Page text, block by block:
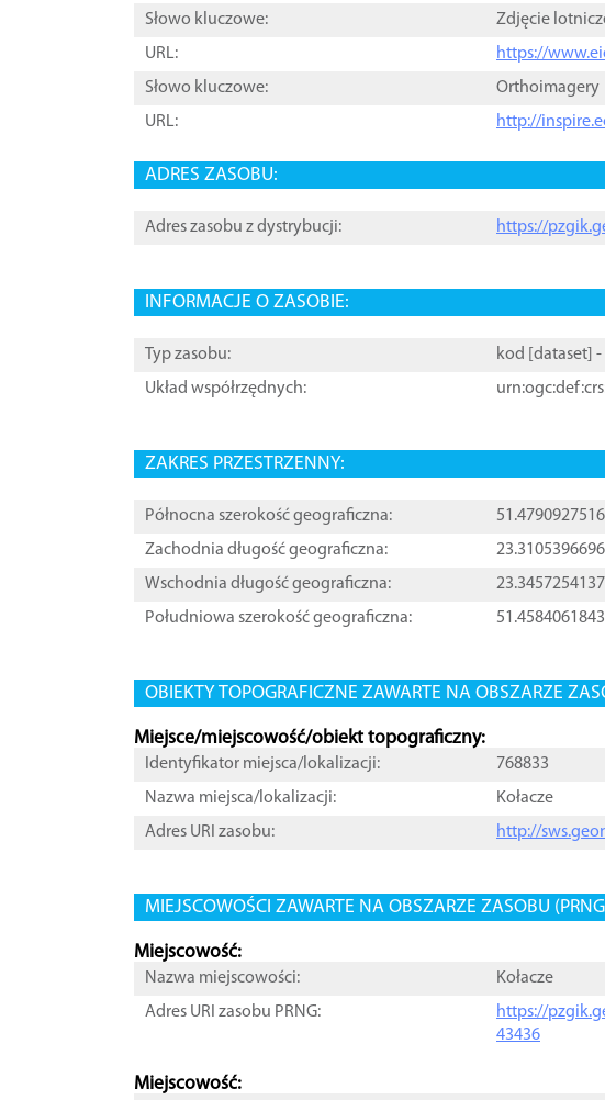
Słowo kluczowe:
Zdjęcie
URL:
https://
Słowo kluczowe:
Orthoimagery
URL:
http://
ADRES ZASOBU:
Adres zasobu z dystrybucji: https://
INFORMACJE O ZASOBIE:
Typ zasobu: kod [ dataset ]
Układ współrzędnych:
ZAKRES PRZESTRZENNY:
Północna szerokość geograficzna:
Zachodnia długość geograficzna:
Wschodnia długość geograficzna:
Południowa szerokość geograficzna:
OBIEKTY TOPOGRAFICZNE ZAWARTE NA OBSZARZE
Miejsce/miejscowość/obiekt topograficzny:
Identyfikator miejsca/lokalizacji:
768833
Nazwa miejsca/lokalizacji:
Kołacze
Adres URI zasobu:
http://
MIEJSCOWOŚCI ZAWARTE NA OBSZARZE ZASOBU
Miejscowość:
Nazwa miejscowości:
Kołacze
Adres URI zasobu PRNG:
https://
43436
Miejscowość: